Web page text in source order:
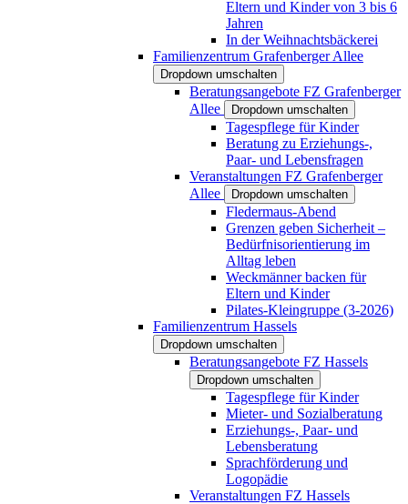
Eltern und Kinder von 3 bis 6
Jahren
In der Weihnachtsbäckerei
Familienzentrum Grafenberger Allee
Dropdown umschalten
Beratungsangebote FZ Grafenberger
Allee
Dropdown umschalten
Tagespflege für Kinder
Beratung zu Erziehungs-,
Paar- und Lebensfragen
Veranstaltungen FZ Grafenberger
Allee
Dropdown umschalten
Fledermaus-Abend
Grenzen geben Sicherheit –
Bedürfnisorientierung im
Alltag leben
Weckmänner backen für
Eltern und Kinder
Pilates-Kleingruppe (3-2026)
Familienzentrum Hassels
Dropdown umschalten
Beratungsangebote FZ Hassels
Dropdown umschalten
Tagespflege für Kinder
Mieter- und Sozialberatung
Erziehungs-, Paar- und
Lebensberatung
Sprachförderung und
Logopädie
Veranstaltungen FZ Hassels